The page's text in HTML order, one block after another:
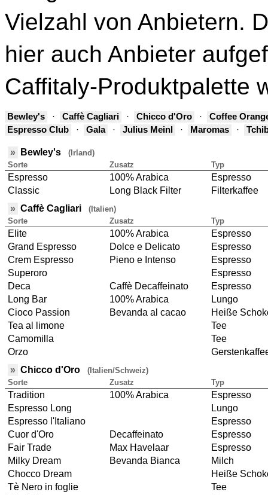
Vielzahl von Anbietern.
hier auch Anbieter
Caffitaly-Produktpalette
Bewley's · Caffè Cagliari · Chicco d'Oro ·
Coffee
Espresso Club
· Gala · Julius Meinl · Maromas ·
» Bewley's (Irland)
Sorte
Zusatz Typ
Espresso 100% Arabica
Espresso
Classic
Long Black Filter
Filterkaffee
» Caffè Cagliari (Italien)
Sorte
Zusatz Typ
Elite 100% Arabica
Espresso
Grand Espresso
Dolce e Delicato
Espresso
Crem Espresso
Pieno e Intenso
Espresso
Superoro
Espresso
Deca
Caffè Decaffeinato
Espresso
Long Bar
100% Arabica
Lungo
Cioco Passion
Bevanda al cacao
Heiße
Tea al limone
Tee
Camomilla
Tee
Orzo
» Chicco d'Oro (Italien/Schweiz)
Sorte
Zusatz Typ
Tradition 100% Arabica
Espresso
Espresso Long
Lungo
Espresso l'Italiano
Espresso
Cuor d'Oro
Decaffeinato
Espresso
Fair Trade
Max Havelaar
Espresso
Milky Dream
Bevanda Bianca
Milch
Chocco Dream
Heiße
Tè Nero in foglie
Tee